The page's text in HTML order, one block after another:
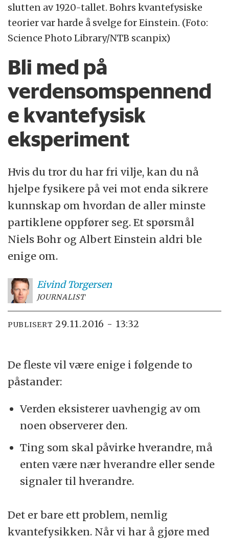
slutten av 1920-tallet. Bohrs kvantefysiske
teorier var harde å svelge for Einstein. (Foto:
Science Photo Library/NTB scanpix)
Bli med på
verdensomspennend
e kvantefysisk
eksperiment
Hvis du tror du har fri vilje, kan du nå
hjelpe fysikere på vei mot enda sikrere
kunnskap om hvordan de aller minste
partiklene oppfører seg. Et spørsmål
Niels Bohr og Albert Einstein aldri ble
enige om.
Eivind Torgersen
JOURNALIST
PUBLISERT 29.11.2016 - 13:32
De fleste vil være enige i følgende to
påstander:
Verden eksisterer uavhengig av om
noen observerer den.
Ting som skal påvirke hverandre, må
enten være nær hverandre eller sende
signaler til hverandre.
Det er bare ett problem, nemlig
kvantefysikken. Når vi har å gjøre med